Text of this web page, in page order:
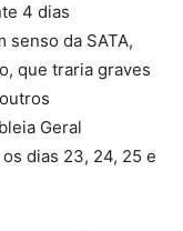
4 dias
senso da SATA,
que traria graves
Geral
dias 23, 24, 25 e